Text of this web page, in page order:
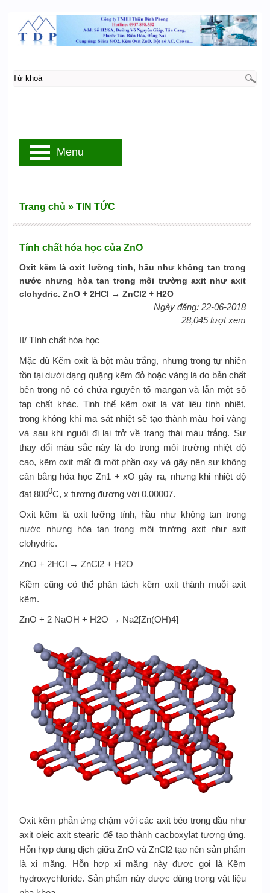
Tính chất hóa học của ZnO
Oxit kẽm là oxit lưỡng tính, hầu như không tan trong
nước nhưng hòa tan trong môi trường axit như axit
clohydric. ZnO + 2HCl → ZnCl2 + H2O
Ngày đăng: 22-06-2018
28,045 lượt xem
II/ Tính chất hóa học
Mặc dù Kẽm oxit là bột màu trắng, nhưng trong tự nhiên
tồn tại dưới dạng quặng kẽm đỏ hoặc vàng là do bản chất
bên trong nó có chứa nguyên tố mangan và lẫn một số
tạp chất khác. Tinh thể kẽm oxit là vật liệu tính nhiệt,
trong không khí ma sát nhiệt sẽ tạo thành màu hơi vàng
và sau khi nguội đi lại trở về trạng thái màu trắng. Sự
thay đổi màu sắc này là do trong môi trường nhiệt độ
cao, kẽm oxit mất đi một phần oxy và gây nên sự không
cân bằng hóa học Zn1 + xO gây ra, nhưng khi nhiệt độ
đạt 8000C, x tương đương với 0.00007.
Oxit kẽm là oxit lưỡng tính, hầu như không tan trong
nước nhưng hòa tan trong môi trường axit như axit
clohydric.
ZnO + 2HCl → ZnCl2 + H2O
Kiềm cũng có thể phân tách kẽm oxit thành muỗi axit
kẽm.
ZnO + 2 NaOH + H2O → Na2[Zn(OH)4]
Oxit kẽm phản ứng chậm với các axit béo trong dầu như
axit oleic axit stearic để tạo thành cacboxylat tương ứng.
Hỗn hợp dung dịch giữa ZnO và ZnCl2 tạo nên sản phẩm
là xi măng. Hỗn hợp xi măng này được gọi là Kẽm
hydroxychloride. Sản phẩm này được dùng trong vật liệu
Trang chủ » TIN TỨC
Menu